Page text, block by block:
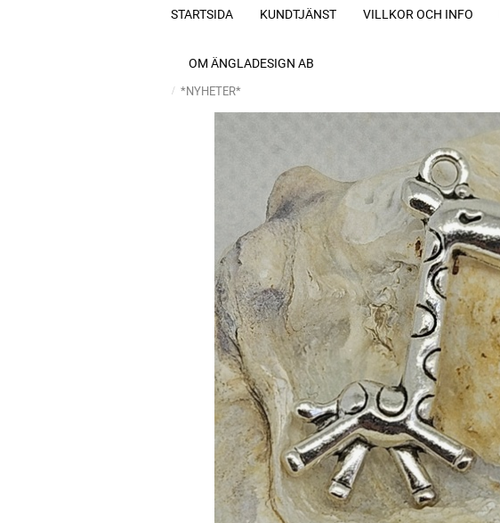
STARTSIDA KUNDTJÄNST VILLKOR OCH INFO
OM ÄNGLADESIGN AB
*NYHETER*